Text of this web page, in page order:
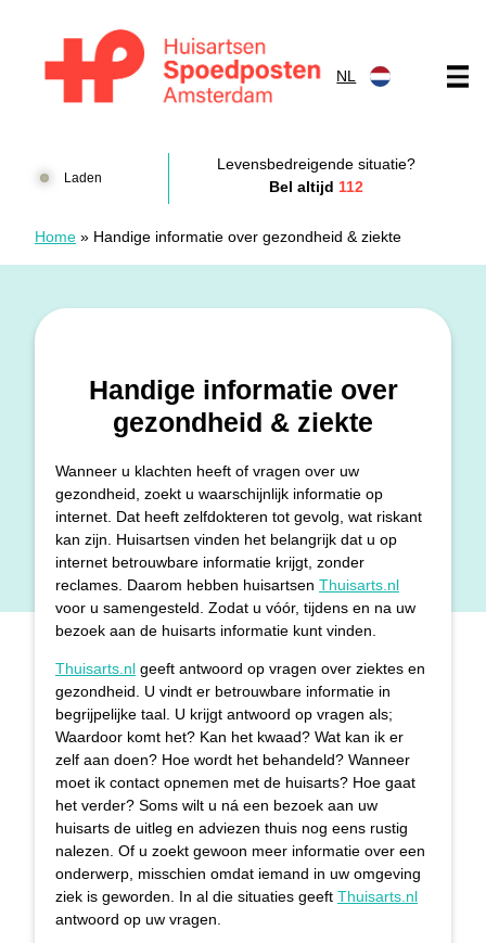
NL
Laden
Levensbedreigende situatie?
Bel altijd 112
Home » Handige informatie over gezondheid & ziekte
Handige informatie over
gezondheid & ziekte
Wanneer u klachten heeft of vragen over uw
gezondheid, zoekt u waarschijnlijk informatie op
internet. Dat heeft zelfdokteren tot gevolg, wat riskant
kan zijn. Huisartsen vinden het belangrijk dat u op
internet betrouwbare informatie krijgt, zonder
reclames. Daarom hebben huisartsen Thuisarts.nl
voor u samengesteld. Zodat u vóór, tijdens en na uw
bezoek aan de huisarts informatie kunt vinden.
Thuisarts.nl geeft antwoord op vragen over ziektes en
gezondheid. U vindt er betrouwbare informatie in
begrijpelijke taal. U krijgt antwoord op vragen als;
Waardoor komt het? Kan het kwaad? Wat kan ik er
zelf aan doen? Hoe wordt het behandeld? Wanneer
moet ik contact opnemen met de huisarts? Hoe gaat
het verder? Soms wilt u ná een bezoek aan uw
huisarts de uitleg en adviezen thuis nog eens rustig
nalezen. Of u zoekt gewoon meer informatie over een
onderwerp, misschien omdat iemand in uw omgeving
ziek is geworden. In al die situaties geeft Thuisarts.nl
antwoord op uw vragen.